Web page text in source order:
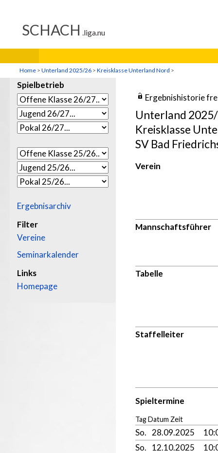
Home > Unterland 2025/26 > Kreisklasse Unterland Nord >
Spielbetrieb
Ergebnisarchiv
Filter
Vereine
Seminarkalender
Links
Homepage
Ergebnishistorie
Unterland
Kreisklasse
SV Bad
Verein
Mannschaftsführer
Tabelle
Staffelleiter
Spieltermine
Tag Datum Zeit
So. 28.09.2025
So.
12.10.2025